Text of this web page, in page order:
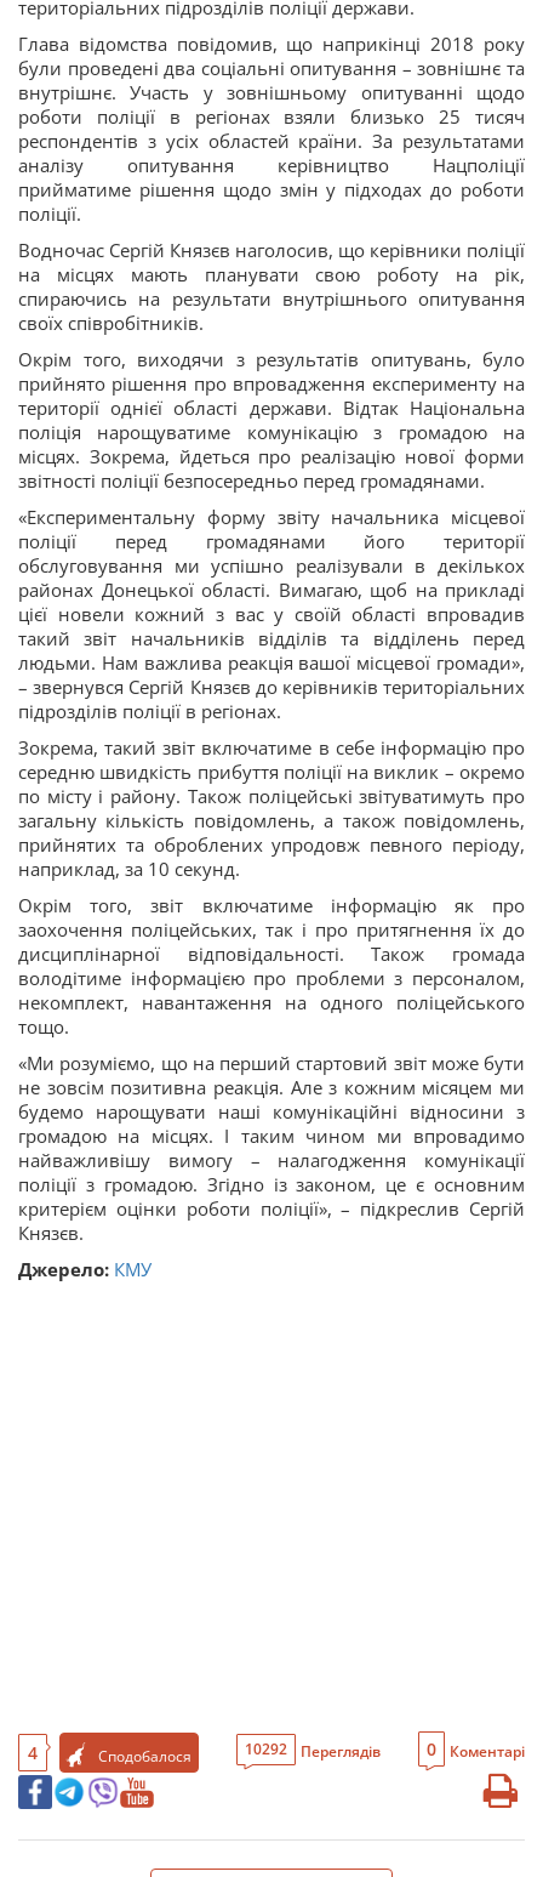
територіальних підрозділів поліції держави.
Глава відомства повідомив, що наприкінці 2018 року
були проведені два соціальні опитування – зовнішнє та
внутрішнє. Участь у зовнішньому опитуванні щодо
роботи поліції в регіонах взяли близько 25 тисяч
респондентів з усіх областей країни. За результатами
аналізу опитування керівництво Нацполіції
прийматиме рішення щодо змін у підходах до роботи
поліції.
Водночас Сергій Князєв наголосив, що керівники поліції
на місцях мають планувати свою роботу на рік,
спираючись на результати внутрішнього опитування
своїх співробітників.
Окрім того, виходячи з результатів опитувань, було
прийнято рішення про впровадження експерименту на
території однієї області держави. Відтак Національна
поліція нарощуватиме комунікацію з громадою на
місцях. Зокрема, йдеться про реалізацію нової форми
звітності поліції безпосередньо перед громадянами.
«Експериментальну форму звіту начальника місцевої
поліції перед громадянами його території
обслуговування ми успішно реалізували в декількох
районах Донецької області. Вимагаю, щоб на прикладі
цієї новели кожний з вас у своїй області впровадив
такий звіт начальників відділів та відділень перед
людьми. Нам важлива реакція вашої місцевої громади»,
– звернувся Сергій Князєв до керівників територіальних
підрозділів поліції в регіонах.
Зокрема, такий звіт включатиме в себе інформацію про
середню швидкість прибуття поліції на виклик – окремо
по місту і району. Також поліцейські звітуватимуть про
загальну кількість повідомлень, а також повідомлень,
прийнятих та оброблених упродовж певного періоду,
наприклад, за 10 секунд.
Окрім того, звіт включатиме інформацію як про
заохочення поліцейських, так і про притягнення їх до
дисциплінарної відповідальності. Також громада
володітиме інформацією про проблеми з персоналом,
некомплект, навантаження на одного поліцейського
тощо.
«Ми розуміємо, що на перший стартовий звіт може бути
не зовсім позитивна реакція. Але з кожним місяцем ми
будемо нарощувати наші комунікаційні відносини з
громадою на місцях. І таким чином ми впровадимо
найважливішу вимогу – налагодження комунікації
поліції з громадою. Згідно із законом, це є основним
критерієм оцінки роботи поліції», – підкреслив Сергій
Князєв.
Джерело: КМУ
4 Сподобалося 10292 Переглядів 0 Коментарі